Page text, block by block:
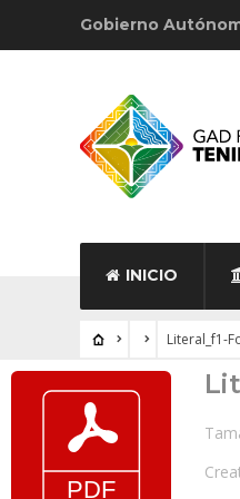
Gobierno
INICIO
Literal_f1-